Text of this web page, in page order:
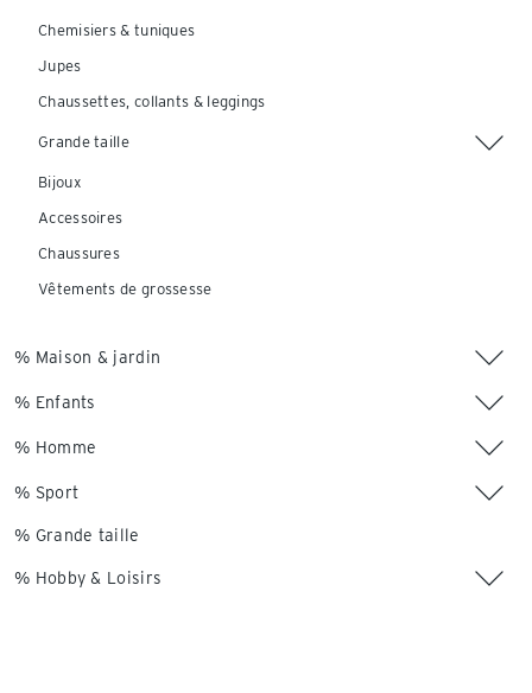
Chemisiers & tuniques
Jupes
Chaussettes, collants & leggings
Grande taille
Bijoux
Accessoires
Chaussures
Vêtements de grossesse
% Maison & jardin
% Enfants
% Homme
% Sport
% Grande taille
% Hobby & Loisirs